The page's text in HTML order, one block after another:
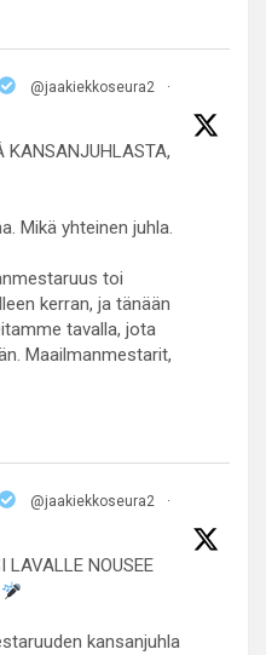
@jaakiekkoseura2
·
KANSANJUHLASTA,
Mikä yhteinen juhla.
toi
kerran, ja tänään
tavalla, jota
Maailmanmestarit,
@jaakiekkoseura2
·
LAVALLE NOUSEE
kansanjuhla